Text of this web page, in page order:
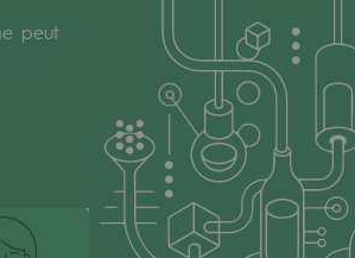
peut